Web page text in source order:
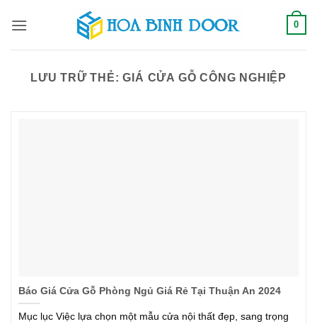
qua
0
LƯU TRỮ THẺ:GIÁ CỬA GỖ CÔNG NGHIỆP
Báo Giá Cửa Gỗ Phòng Ngủ Giá Rẻ Tại Thuận An 2024
Mục lục Việc lựa chọn một mẫu cửa nội thất đẹp, sang trọng